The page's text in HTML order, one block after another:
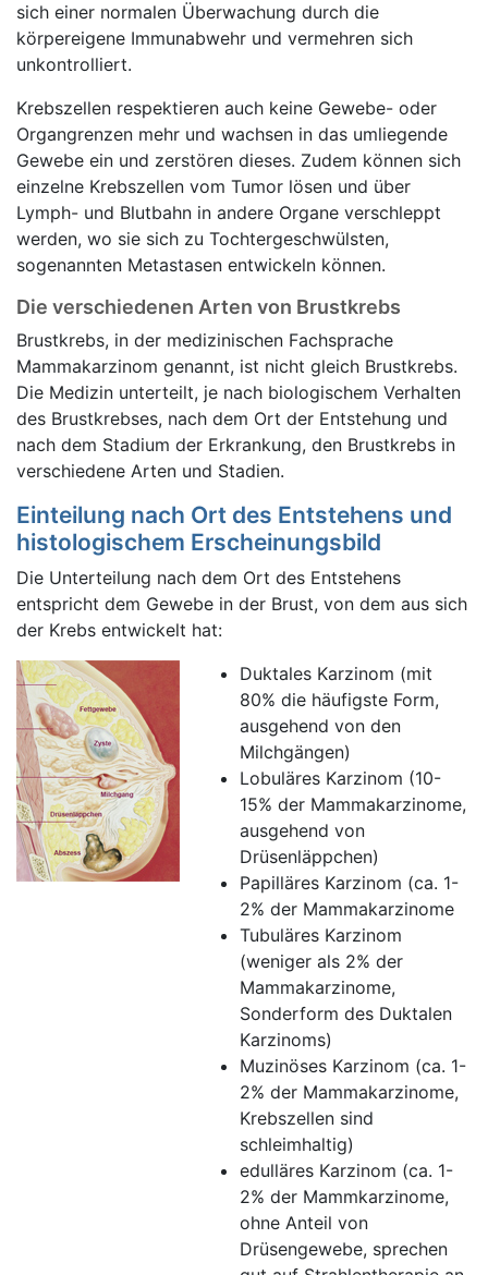
sich einer normalen Überwachung durch die
körpereigene Immunabwehr und vermehren sich
unkontrolliert.
Krebszellen respektieren auch keine Gewebe- oder
Organgrenzen mehr und wachsen in das umliegende
Gewebe ein und zerstören dieses. Zudem können sich
einzelne Krebszellen vom Tumor lösen und über
Lymph- und Blutbahn in andere Organe verschleppt
werden, wo sie sich zu Tochtergeschwülsten,
sogenannten Metastasen entwickeln können.
Die verschiedenen Arten von Brustkrebs
Brustkrebs, in der medizinischen Fachsprache
Mammakarzinom genannt, ist nicht gleich Brustkrebs.
Die Medizin unterteilt, je nach biologischem Verhalten
des Brustkrebses, nach dem Ort der Entstehung und
nach dem Stadium der Erkrankung, den Brustkrebs in
verschiedene Arten und Stadien.
Einteilung nach Ort des Entstehens und
histologischem Erscheinungsbild
Die Unterteilung nach dem Ort des Entstehens
entspricht dem Gewebe in der Brust, von dem aus sich
der Krebs entwickelt hat:
Duktales Karzinom (mit
80% die häufigste Form,
ausgehend von den
Milchgängen)
Lobuläres Karzinom (10-
15% der Mammakarzinome,
ausgehend von
Drüsenläppchen)
Papilläres Karzinom (ca. 1-
2% der Mammakarzinome
Tubuläres Karzinom
(weniger als 2% der
Mammakarzinome,
Sonderform des Duktalen
Karzinoms)
Muzinöses Karzinom (ca. 1-
2% der Mammakarzinome,
Krebszellen sind
schleimhaltig)
edulläres Karzinom (ca. 1-
2% der Mammkarzinome,
ohne Anteil von
Drüsengewebe, sprechen